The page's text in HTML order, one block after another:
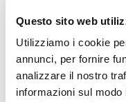
Questo sito web
Utilizziamo i cookie
annunci, per fornire
analizzare il nostro
informazioni sul
MSC10 PRO Black
chitarra elettrica
199,00 €